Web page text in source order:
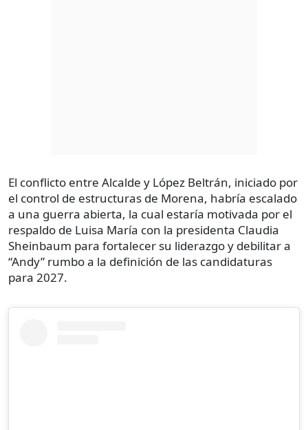
El conflicto entre Alcalde y López Beltrán, iniciado por
el control de estructuras de Morena, habría escalado
a una guerra abierta, la cual estaría motivada por el
respaldo de Luisa María con la presidenta Claudia
Sheinbaum para fortalecer su liderazgo y debilitar a
“Andy” rumbo a la definición de las candidaturas
para 2027.